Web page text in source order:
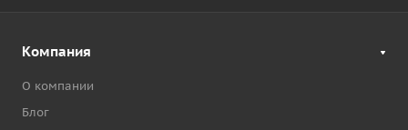
Компания
О компании
Блог